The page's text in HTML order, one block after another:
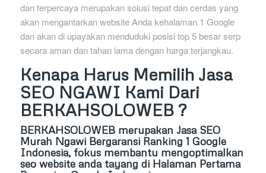
dan terpercaya merupakan solusi tepat dan cerdas yang
akan mengantarkan website Anda kehalaman 1 Google
dan akan di upayakan menduduki posisi top 5 besar serp
secara aman dan tahan lama dengan harga terjangkau.
Kenapa Harus Memilih Jasa
SEO NGAWI Kami Dari
BERKAHSOLOWEB ?
BERKAHSOLOWEBmerupakan Jasa SEO
Murah Ngawi Bergaransi Ranking 1 Google
Indonesia, fokus membantu mengoptimalkan
seo website anda tayang di Halaman Pertama